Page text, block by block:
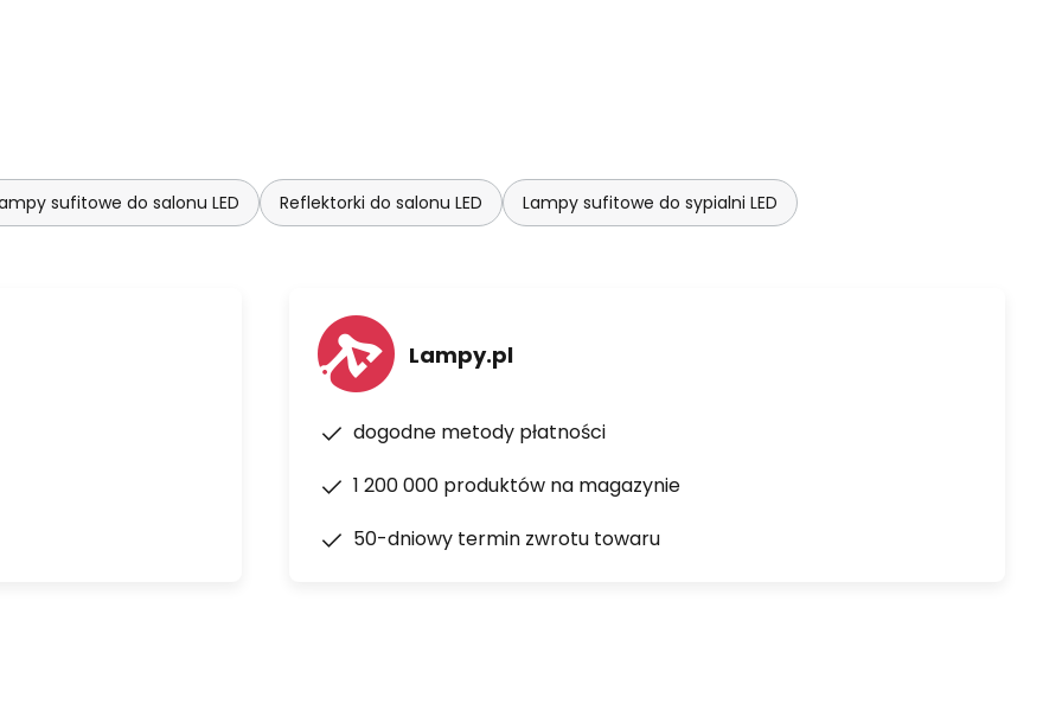
sufitowe do salonu LED Reflektorki do salonu LED Lampy sufitowe do sypialni LED
Lampy.pl
dogodne metody płatności
1 200 000 produktów na magazynie
50-dniowy termin zwrotu towaru